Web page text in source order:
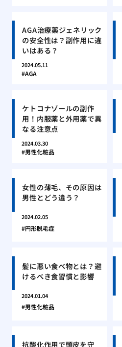
AGA治療薬ジェネリック
の安全性は？副作用に違
いはある？
2024.05.11
AGA
ケトコナゾールの副作
用！内服薬と外用薬で異
なる注意点
2024.03.30
男性化粧品
女性の薄毛、その原因は
男性とどう違う？
2024.02.05
円形脱毛症
髪に悪い食べ物とは？避
けるべき食習慣と影響
2024.01.04
男性化粧品
抗酸化作用で頭皮を守